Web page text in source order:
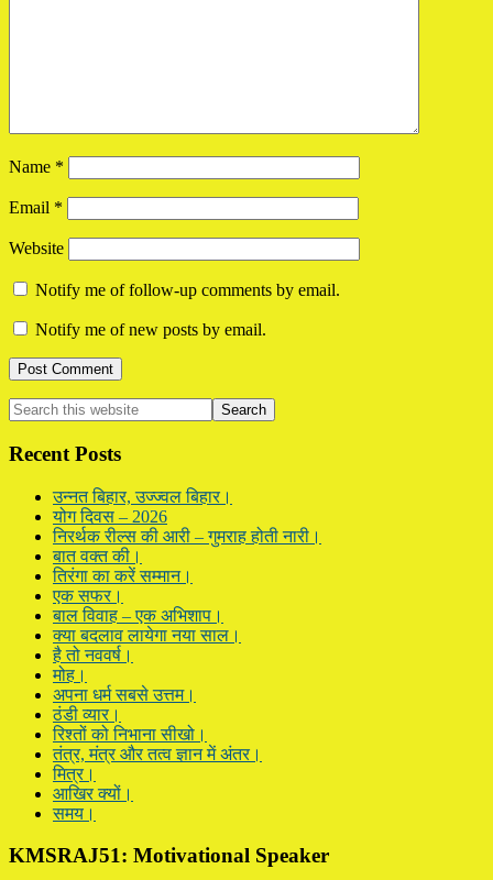
Name *
Email *
Website
Notify me of follow-up comments by email.
Notify me of new posts by email.
Primary
Sidebar
Search
this
website
Recent Posts
उन्नत बिहार, उज्ज्वल बिहार।
योग दिवस – 2026
निरर्थक रील्स की आरी – गुमराह होती नारी।
बात वक्त की।
तिरंगा का करें सम्मान।
एक सफर।
बाल विवाह – एक अभिशाप।
क्या बदलाव लायेगा नया साल।
है तो नववर्ष।
मोह।
अपना धर्म सबसे उत्तम।
ठंडी व्यार।
रिश्तों को निभाना सीखो।
तंत्र, मंत्र और तत्व ज्ञान में अंतर।
मित्र।
आखिर क्यों।
समय।
KMSRAJ51: Motivational Speaker